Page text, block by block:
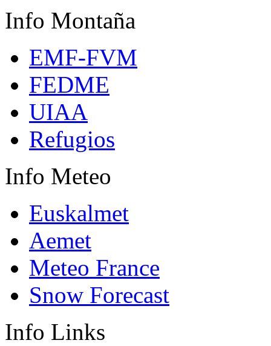
Info Montaña
EMF-FVM
FEDME
UIAA
Refugios
Info Meteo
Euskalmet
Aemet
Meteo France
Snow Forecast
Info Links